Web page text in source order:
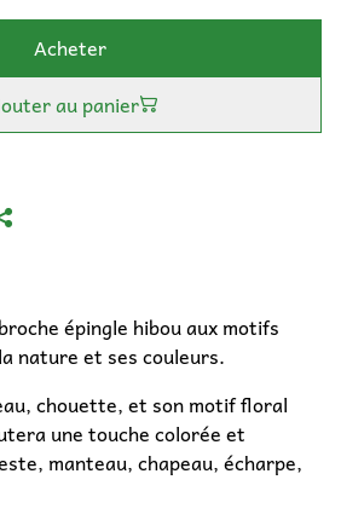
Acheter
au panier
épingle hibou aux motifs
nature et ses couleurs.
chouette, et son motif floral
une touche colorée et
manteau, chapeau, écharpe,